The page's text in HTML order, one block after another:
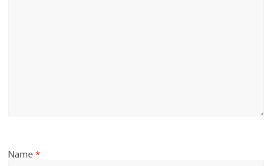
Name*